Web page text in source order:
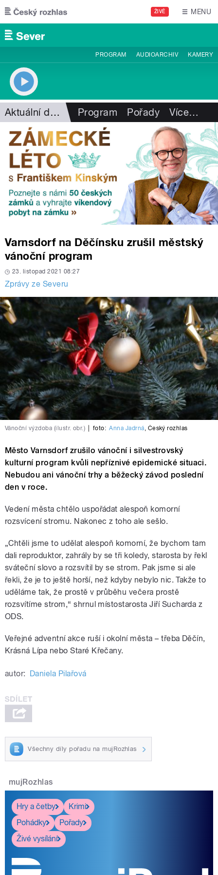
Přejít k hlavnímu obsahu
ŽIVĚ MENU
PROGRAM AUDIOARCHIV KAMERY
Aktuální dění Program Pořady Více…
Varnsdorf na Děčínsku zrušil městský
vánoční program
23. listopad 2021 08:27
Zprávy ze Severu
Vánoční výzdoba (ilustr. obr.) foto: Anna Jadrná, Český rozhlas
Město Varnsdorf zrušilo vánoční i silvestrovský
kulturní program kvůli nepříznivé epidemické situaci.
Nebudou ani vánoční trhy a běžecký závod poslední
den v roce.
Vedení města chtělo uspořádat alespoň komorní
rozsvícení stromu. Nakonec z toho ale sešlo.
„Chtěli jsme to udělat alespoň komorní, že bychom tam
dali reproduktor, zahrály by se tři koledy, starosta by řekl
sváteční slovo a rozsvítil by se strom. Pak jsme si ale
řekli, že je to ještě horší, než kdyby nebylo nic. Takže to
uděláme tak, že prostě v průběhu večera prostě
rozsvítíme strom,“ shrnul místostarosta Jiří Sucharda z
ODS.
Veřejné adventní akce ruší i okolní města – třeba Děčín,
Krásná Lípa nebo Staré Křečany.
autor: Daniela Pilařová
Všechny díly pořadu na mujRozhlas
mujRozhlas
Hry a četby
Krimi
Pohádky
Pořady
Živé vysílání